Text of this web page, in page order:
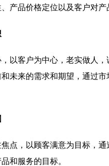
产品价格定位以及客户对
，以客户为中心，老实做人
未来的需求和期望，通过
焦点，以顾客满意为目标，
和服务的目标。